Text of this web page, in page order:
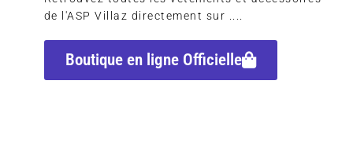
de l'ASP Villaz directement sur ....
Boutique en ligne Officielle